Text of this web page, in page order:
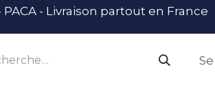
- Livraison partout en France